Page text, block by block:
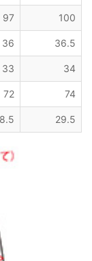
97 100
36 36.5
33 34
72 74
29.5